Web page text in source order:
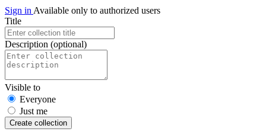
Sign in Available only to authorized users
Title
Description (optional)
Visible to
Everyone
Just me
Create collection